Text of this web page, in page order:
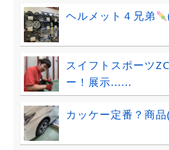
ヘルメット４兄弟
スイフトスポーツ
ー！展示......
カッケー定番？商